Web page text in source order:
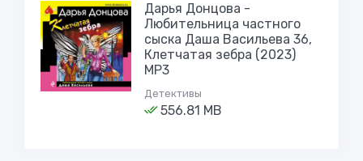
Дарья Донцова -
Любительница частного
сыска Даша Васильева 36,
Клетчатая зебра (2023)
МР3
Детективы
556.81 MB